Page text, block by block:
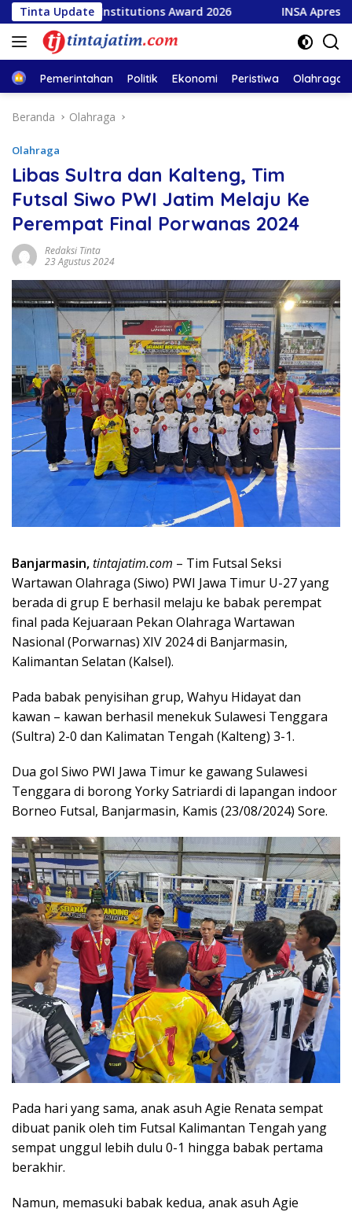
Langsung
ke
konten
Tinta Update
Institutions Award 2026 INSA Apresiasi Kapal
HomePemerintahan Politik Ekonomi Peristiwa Olahraga
Beranda Olahraga
Olahraga
Libas Sultra dan Kalteng, Tim
Futsal Siwo PWI Jatim Melaju Ke
Perempat Final Porwanas 2024
Redaksi Tinta
23 Agustus 2024
Banjarmasin,tintajatim.com – Tim Futsal Seksi
Wartawan Olahraga (Siwo) PWI Jawa Timur U-27 yang
berada di grup E berhasil melaju ke babak perempat
final pada Kejuaraan Pekan Olahraga Wartawan
Nasional (Porwarnas) XIV 2024 di Banjarmasin,
Kalimantan Selatan (Kalsel).
Pada babak penyisihan grup, Wahyu Hidayat dan
kawan – kawan berhasil menekuk Sulawesi Tenggara
(Sultra) 2-0 dan Kalimatan Tengah (Kalteng) 3-1.
Dua gol Siwo PWI Jawa Timur ke gawang Sulawesi
Tenggara di borong Yorky Satriardi di lapangan indoor
Borneo Futsal, Banjarmasin, Kamis (23/08/2024) Sore.
Pada hari yang sama, anak asuh Agie Renata sempat
dibuat panik oleh tim Futsal Kalimantan Tengah yang
sempat unggul lebih dulu 0-1 hingga babak pertama
berakhir.
Namun, memasuki babak kedua, anak asuh Agie